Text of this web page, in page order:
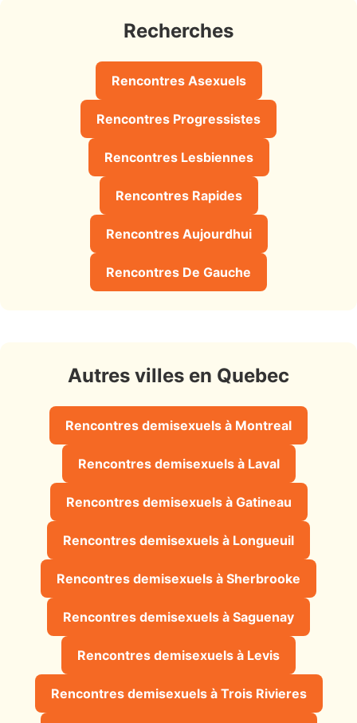
Recherches
Rencontres Asexuels
Rencontres Progressistes
Rencontres Lesbiennes
Rencontres Rapides
Rencontres Aujourdhui
Rencontres De Gauche
Autres villes en Quebec
Rencontres demisexuels à Montreal
Rencontres demisexuels à Laval
Rencontres demisexuels à Gatineau
Rencontres demisexuels à Longueuil
Rencontres demisexuels à Sherbrooke
Rencontres demisexuels à Saguenay
Rencontres demisexuels à Levis
Rencontres demisexuels à Trois Rivieres